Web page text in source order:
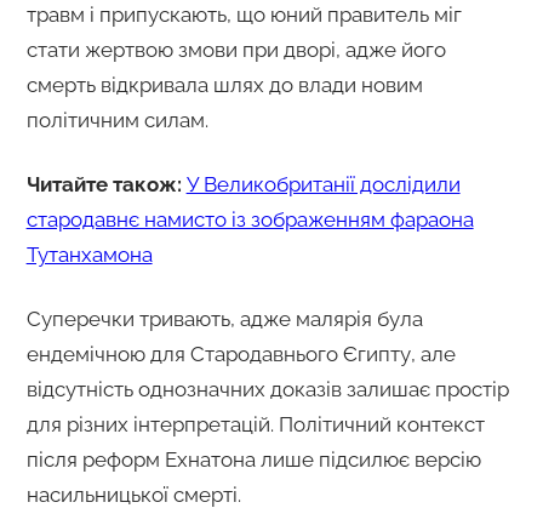
травм і припускають, що юний правитель міг
стати жертвою змови при дворі, адже його
смерть відкривала шлях до влади новим
політичним силам.
Читайте також: У Великобританії дослідили
стародавнє намисто із зображенням фараона
Тутанхамона
Суперечки тривають, адже малярія була
ендемічною для Стародавнього Єгипту, але
відсутність однозначних доказів залишає простір
для різних інтерпретацій. Політичний контекст
після реформ Ехнатона лише підсилює версію
насильницької смерті.